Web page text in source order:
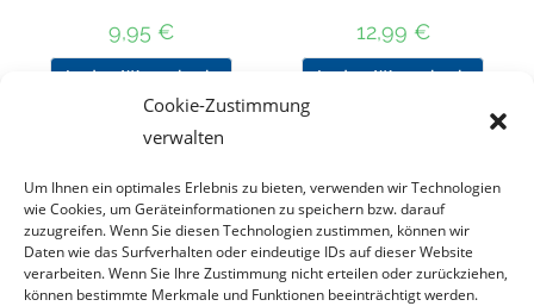
Cookie-Zustimmung
verwalten
Um Ihnen ein optimales Erlebnis zu bieten, verwenden wir Technologien
wie Cookies, um Geräteinformationen zu speichern bzw. darauf
zuzugreifen. Wenn Sie diesen Technologien zustimmen, können wir
Daten wie das Surfverhalten oder eindeutige IDs auf dieser Website
verarbeiten. Wenn Sie Ihre Zustimmung nicht erteilen oder zurückziehen,
können bestimmte Merkmale und Funktionen beeinträchtigt werden.
9,95 €
In den Warenkorb
12,99 €
In den Warenkorb
Nach Preis filtern
Kategorie
auswählen